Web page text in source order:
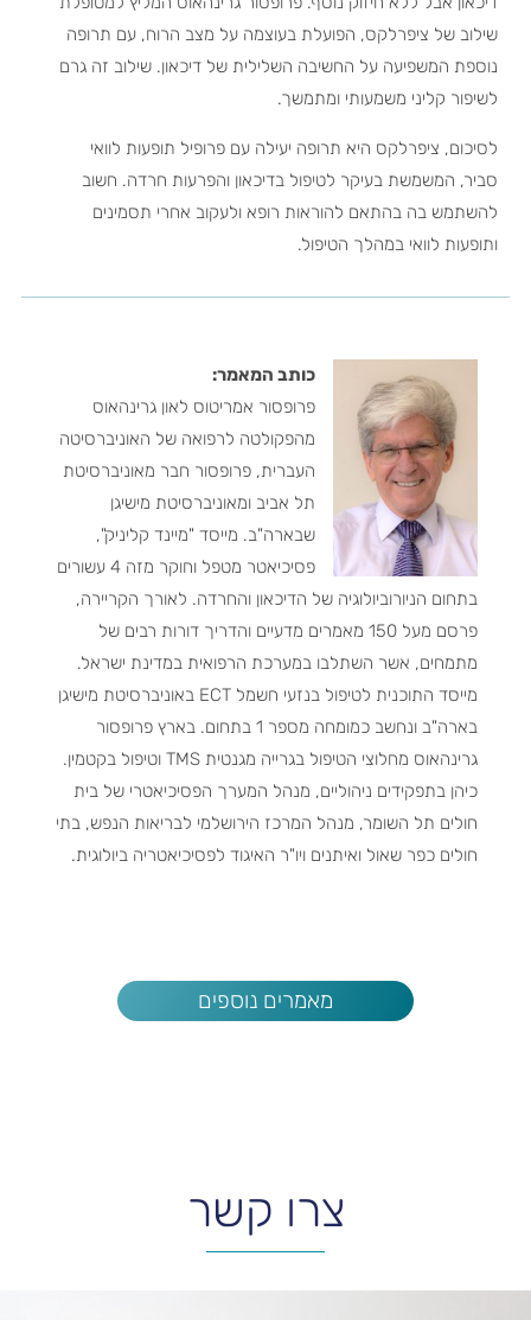
שילוב של ציפרלקס, הפועלת בעוצמה על מצב הרוח, עם תרופה
נוספת המשפיעה על החשיבה השלילית של דיכאון. שילוב זה גרם
לשיפור קליני משמעותי ומתמשך.
לסיכום, ציפרלקס היא תרופה יעילה עם פרופיל תופעות לוואי
סביר, המשמשת בעיקר לטיפול בדיכאון והפרעות חרדה. חשוב
להשתמש בה בהתאם להוראות רופא ולעקוב אחרי תסמינים
ותופעות לוואי במהלך הטיפול.
כותב המאמר:
פרופסור אמריטוס לאון גרינהאוס
מהפקולטה לרפואה של האוניברסיטה
העברית, פרופסור חבר מאוניברסיטת
תל אביב ומאוניברסיטת מישיגן
שבארה"ב. מייסד "מיינד קליניק",
פסיכיאטר מטפל וחוקר מזה 4 עשורים
בתחום הניורוביולוגיה של הדיכאון והחרדה. לאורך הקריירה,
פרסם מעל 150 מאמרים מדעיים והדריך דורות רבים של
מתמחים, אשר השתלבו במערכת הרפואית במדינת ישראל.
מייסד התוכנית לטיפול בנזעי חשמל ECT באוניברסיטת מישיגן
בארה"ב ונחשב כמומחה מספר 1 בתחום. בארץ פרופסור
גרינהאוס מחלוצי הטיפול בגרייה מגנטית TMS וטיפול בקטמין.
כיהן בתפקידים ניהוליים, מנהל המערך הפסיכיאטרי של בית
חולים תל השומר, מנהל המרכז הירושלמי לבריאות הנפש, בתי
חולים כפר שאול ואיתנים ויו"ר האיגוד לפסיכיאטריה ביולוגית.
מאמרים נוספים
צרו קשר